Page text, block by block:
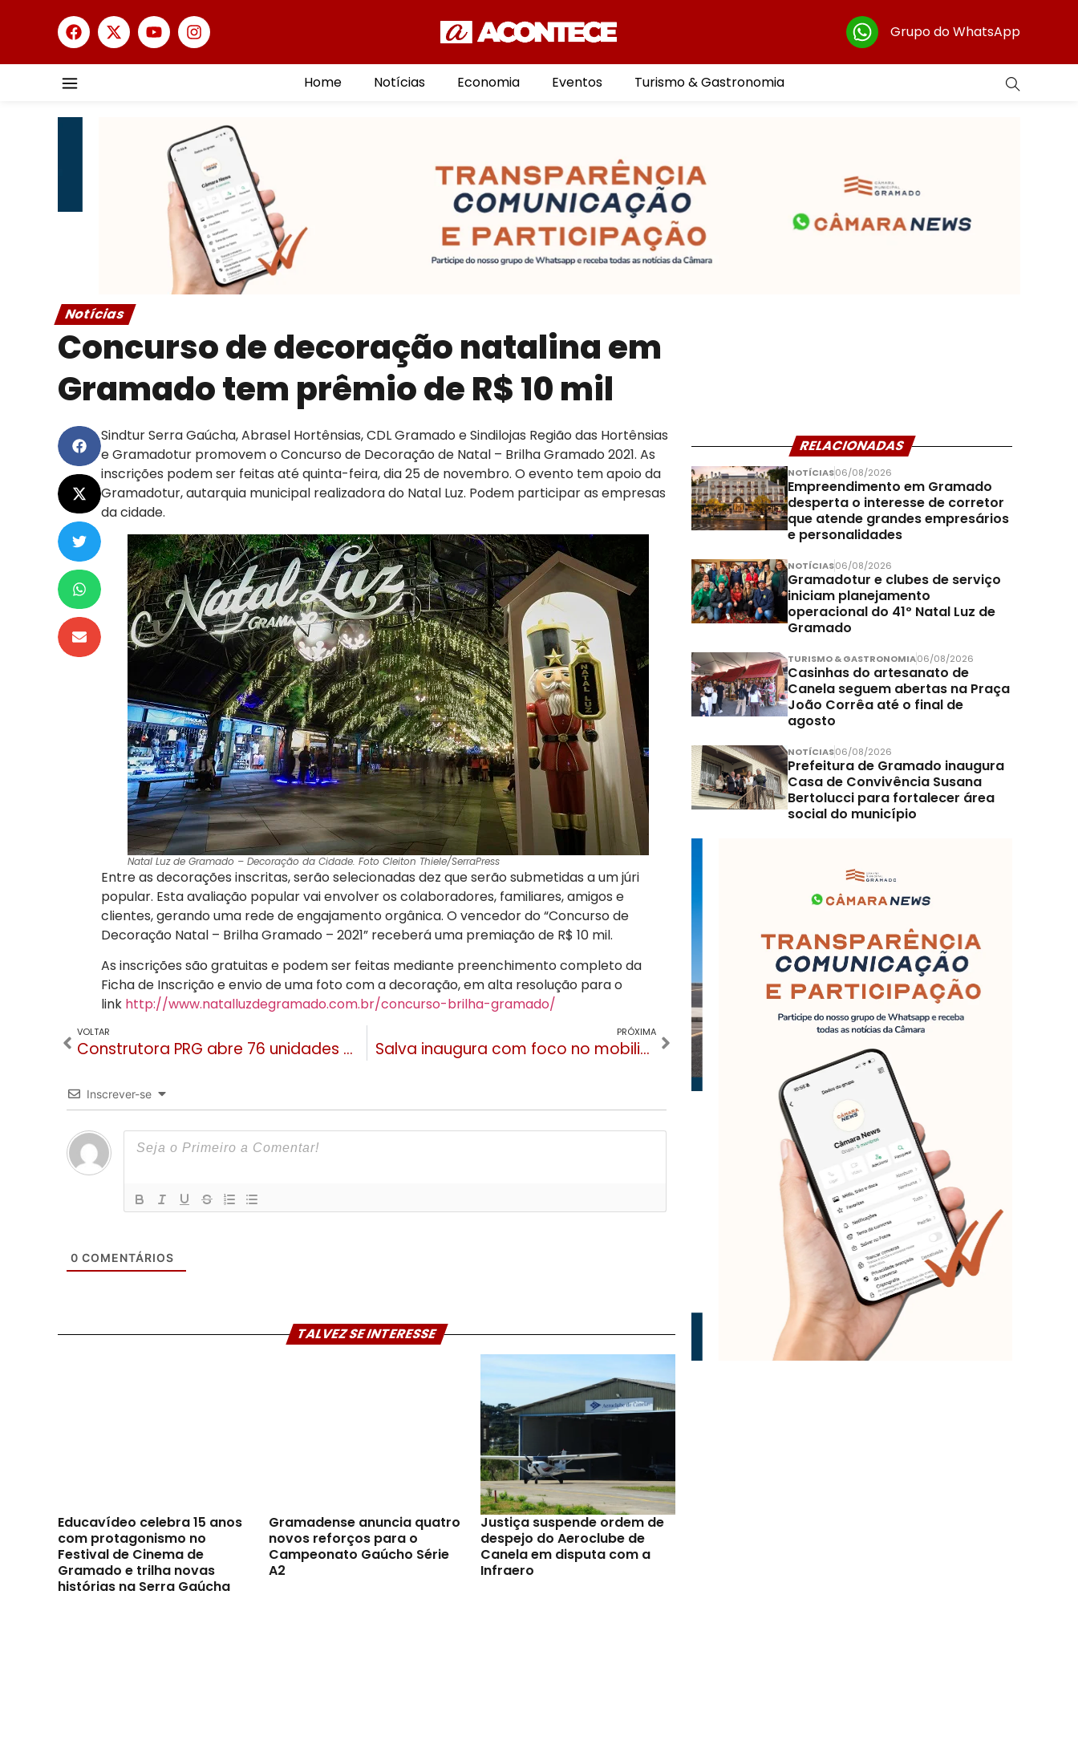
Grupo do WhatsApp
Home Notícias Economia Eventos Turismo & Gastronomia
Notícias
Concurso de decoração natalina em
Gramado tem prêmio de R$ 10 mil
Sindtur Serra Gaúcha, Abrasel Hortênsias, CDL Gramado e Sindilojas Região das Hortênsias
e Gramadotur promovem o Concurso de Decoração de Natal – Brilha Gramado 2021. As
inscrições podem ser feitas até quinta-feira, dia 25 de novembro. O evento tem apoio da
Gramadotur, autarquia municipal realizadora do Natal Luz. Podem participar as empresas
da cidade.
Natal Luz de Gramado – Decoração da Cidade. Foto Cleiton Thiele/SerraPress
Entre as decorações inscritas, serão selecionadas dez que serão submetidas a um júri
popular. Esta avaliação popular vai envolver os colaboradores, familiares, amigos e
clientes, gerando uma rede de engajamento orgânica. O vencedor do “Concurso de
Decoração Natal – Brilha Gramado – 2021” receberá uma premiação de R$ 10 mil.
As inscrições são gratuitas e podem ser feitas mediante preenchimento completo da
Ficha de Inscrição e envio de uma foto com a decoração, em alta resolução para o
link http://www.natalluzdegramado.com.br/concurso-brilha-gramado/
VOLTAR
Construtora PRG abre 76 unidades residenciais e oito lojas no Centro de Gramado
PRÓXIMA
Salva inaugura com foco no mobiliário em couro em Gramado
Inscrever-se
0 COMENTÁRIOS
TALVEZ SE INTERESSE
Educavídeo celebra 15 anos
com protagonismo no
Festival de Cinema de
Gramado e trilha novas
histórias na Serra Gaúcha
Gramadense anuncia quatro
novos reforços para o
Campeonato Gaúcho Série
A2
Justiça suspende ordem de
despejo do Aeroclube de
Canela em disputa com a
Infraero
RELACIONADAS
NOTÍCIAS06/08/2026
Empreendimento em Gramado
desperta o interesse de corretor
que atende grandes empresários
e personalidades
NOTÍCIAS06/08/2026
Gramadotur e clubes de serviço
iniciam planejamento
operacional do 41º Natal Luz de
Gramado
TURISMO & GASTRONOMIA06/08/2026
Casinhas do artesanato de
Canela seguem abertas na Praça
João Corrêa até o final de
agosto
NOTÍCIAS06/08/2026
Prefeitura de Gramado inaugura
Casa de Convivência Susana
Bertolucci para fortalecer área
social do município